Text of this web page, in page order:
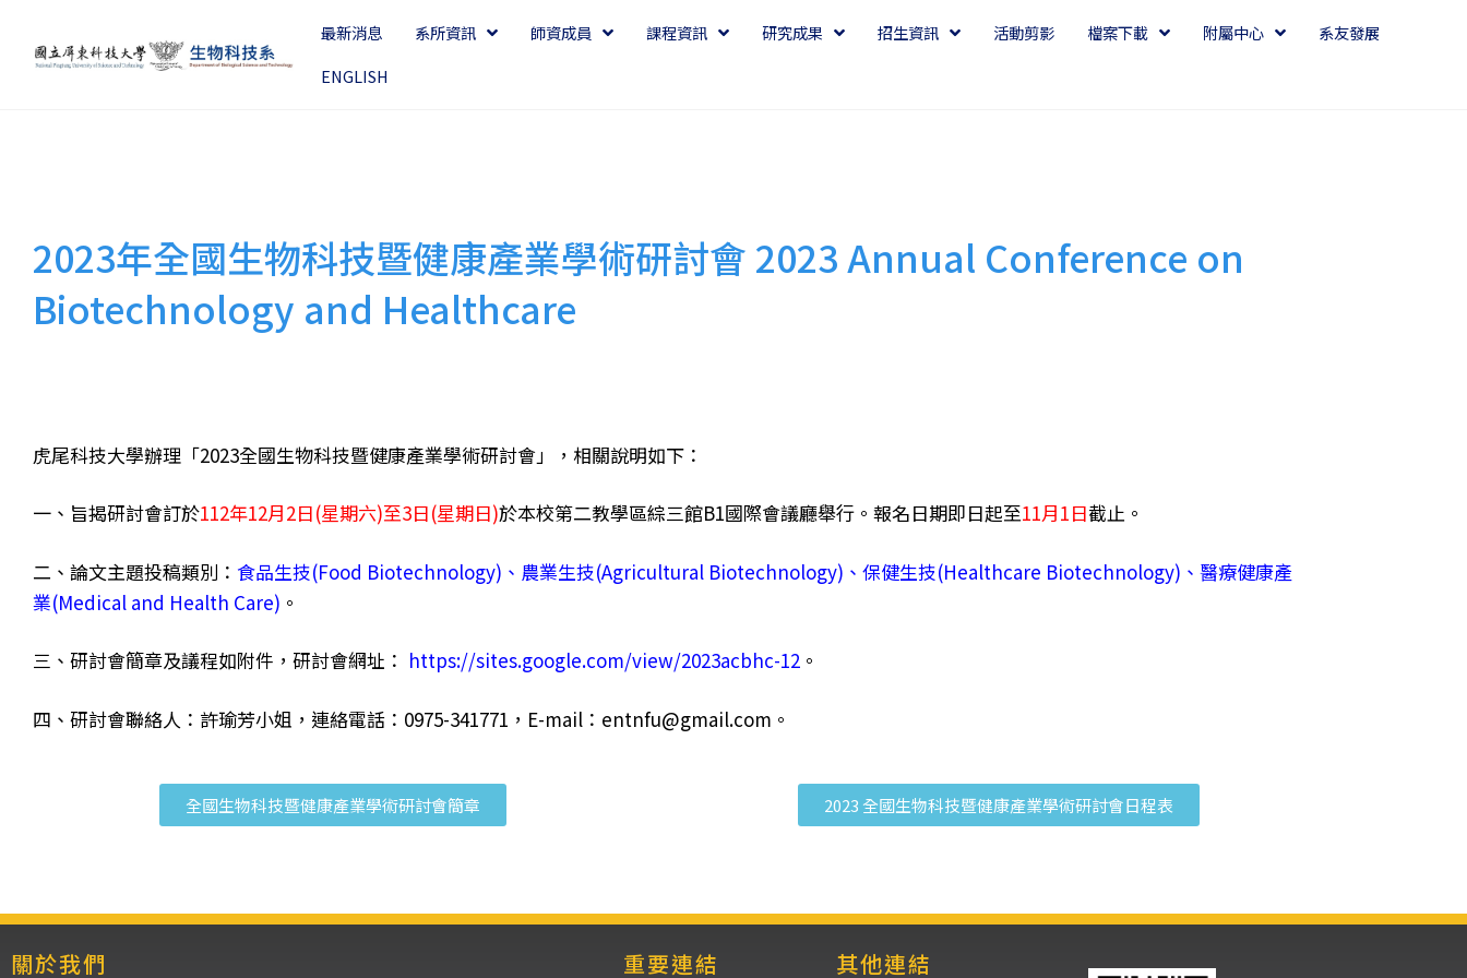
最新消息 系所資訊 師資成員 課程資訊 研究成果 招生資訊 活動剪影 檔案下載 附屬中心
系友發展
ENGLISH
2023年全國生物科技暨健康產業學術研討會 2023 Annual Conference on
Biotechnology and Healthcare
虎尾科技大學辦理「2023全國生物科技暨健康產業學術研討會」，相關說明如下：
一、旨揭研討會訂於112年12月2日(星期六)至3日(星期日)於本校第二教學區綜三館B1國際會議廳舉行。報名日期即日起至11月1日截止。
二、論文主題投稿類別： 食品生技(Food Biotechnology)、農業生技(Agricultural Biotechnology)、保健生技(Healthcare Biotechnology)、醫療健康產
業(Medical and Health Care) 。
三、研討會簡章及議程如附件，研討會網址： https://sites.google.com/view/2023acbhc-12 。
四、研討會聯絡人：許瑜芳小姐，連絡電話：0975-341771，E-mail：entnfu@gmail.com。
全國生物科技暨健康產業學術研討會簡章 2023 全國生物科技暨健康產業學術研討會日程表
關於我們 重要連結 其他連結